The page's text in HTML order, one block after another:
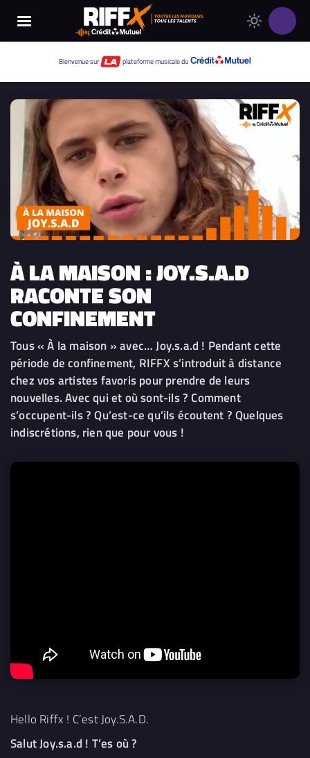
Bienvenue sur plateforme musicale du
Changer
de
RIFFX
Thème
clair
À LA MAISON : JOY.S.A.D
RACONTE SON
CONFINEMENT
Tous « À la maison » avec… Joy.s.a.d ! Pendant cette
période de confinement, RIFFX s’introduit à distance
chez vos artistes favoris pour prendre de leurs
nouvelles. Avec qui et où sont-ils ? Comment
s’occupent-ils ? Qu’est-ce qu’ils écoutent ? Quelques
indiscrétions, rien que pour vous !
Hello Riffx ! C’est Joy.S.A.D.
Salut Joy.s.a.d ! T’es où ?